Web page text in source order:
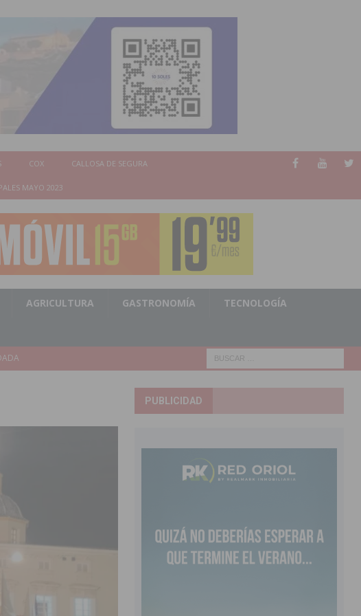
COX CALLOSA DE SEGURA
MAYO 2023
AGRICULTURA GASTRONOMÍA TECNOLOGÍA
el
PUBLICIDAD